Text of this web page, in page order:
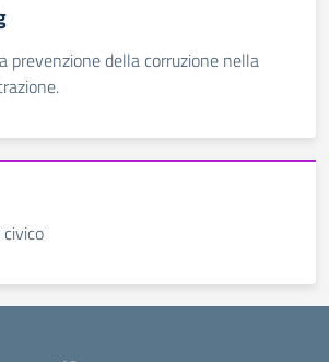
prevenzione della corruzione nella